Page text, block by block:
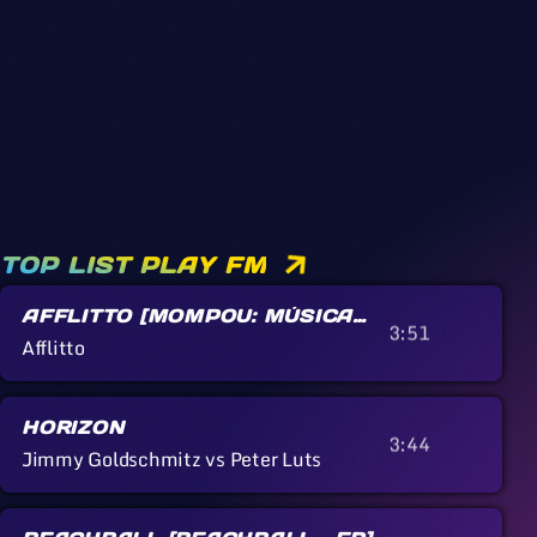
TOP LIST PLAY FM
AFFLITTO [MOMPOU: MÚSICA
CALLADA]
Afflitto 3:51
HORIZON
Jimmy Goldschmitz vs Peter Luts 3:44